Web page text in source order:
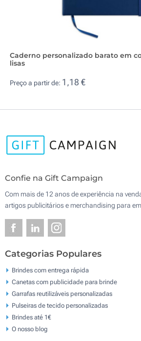
Caderno personalizado barato em
lisas
Preço a partir de: 1,18 €
Confie na Gift Campaign
Com mais de 12 anos de experiência na
artigos publicitários e merchandising para
Categorias Populares
Brindes com entrega rápida
Canetas com publicidade para brinde
Garrafas reutilizáveis personalizadas
Pulseiras de tecido personalizadas
Brindes até 1€
O nosso blog